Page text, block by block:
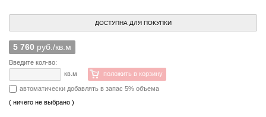
ДОСТУПНА ДЛЯ ПОКУПКИ
5 760 руб./кв.м
Введите кол-во:
кв.м
положить в корзину
автоматически добавлять в запас 5% объема
( ничего не выбрано )